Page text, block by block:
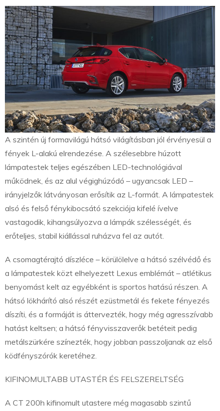
A szintén új formavilágú hátsó világításban jól érvényesül a
fények L-alakú elrendezése. A szélesebbre húzott
lámpatestek teljes egészében LED-technológiával
működnek, és az alul végighúzódó – ugyancsak LED –
irányjelzők látványosan erősítik az L-formát. A lámpatestek
alsó és felső fénykibocsátó szekciója kifelé ívelve
vastagodik, kihangsúlyozva a lámpák szélességét, és
erőteljes, stabil kiállással ruházva fel az autót.
A csomagtérajtó díszléce – körülölelve a hátsó szélvédő és
a lámpatestek közt elhelyezett Lexus emblémát – atlétikus
benyomást kelt az egyébként is sportos hatású részen. A
hátsó lökhárító alsó részét ezüstmetál és fekete fényezés
díszíti, és a formáját is áttervezték, hogy még agresszívabb
hatást keltsen; a hátsó fényvisszaverők betéteit pedig
metálszürkére színezték, hogy jobban passzoljanak az első
ködfényszórók keretéhez.
KIFINOMULTABB UTASTÉR ÉS FELSZERELTSÉG
A CT 200h kifinomult utastere még magasabb szintű